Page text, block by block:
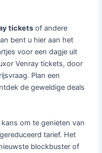
tickets of andere
bent u hier aan het
voor een dagje uit
Venray tickets, door
Plan een
de geweldige deals
om te genieten van
tarief. Het
blockbuster of